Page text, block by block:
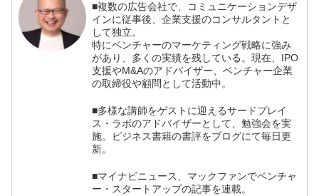
■複数の広告会社で、コミュニケーションデザ
インに従事後、企業支援のコンサルタントと
して独立。
特にベンチャーのマーケティング戦略に強み
があり、多くの実績を残している。現在、IPO
支援やM&Aのアドバイザー、ベンチャー企業
の取締役や顧問として活動中。
■多様な講師をゲストに迎えるサードプレイ
ス・ラボのアドバイザーとして、勉強会を実
施。ビジネス書籍の書評をブログにて毎日更
新。
■マイナビニュース、マックファンでベンチャ
ー・スタートアップの記事を連載。